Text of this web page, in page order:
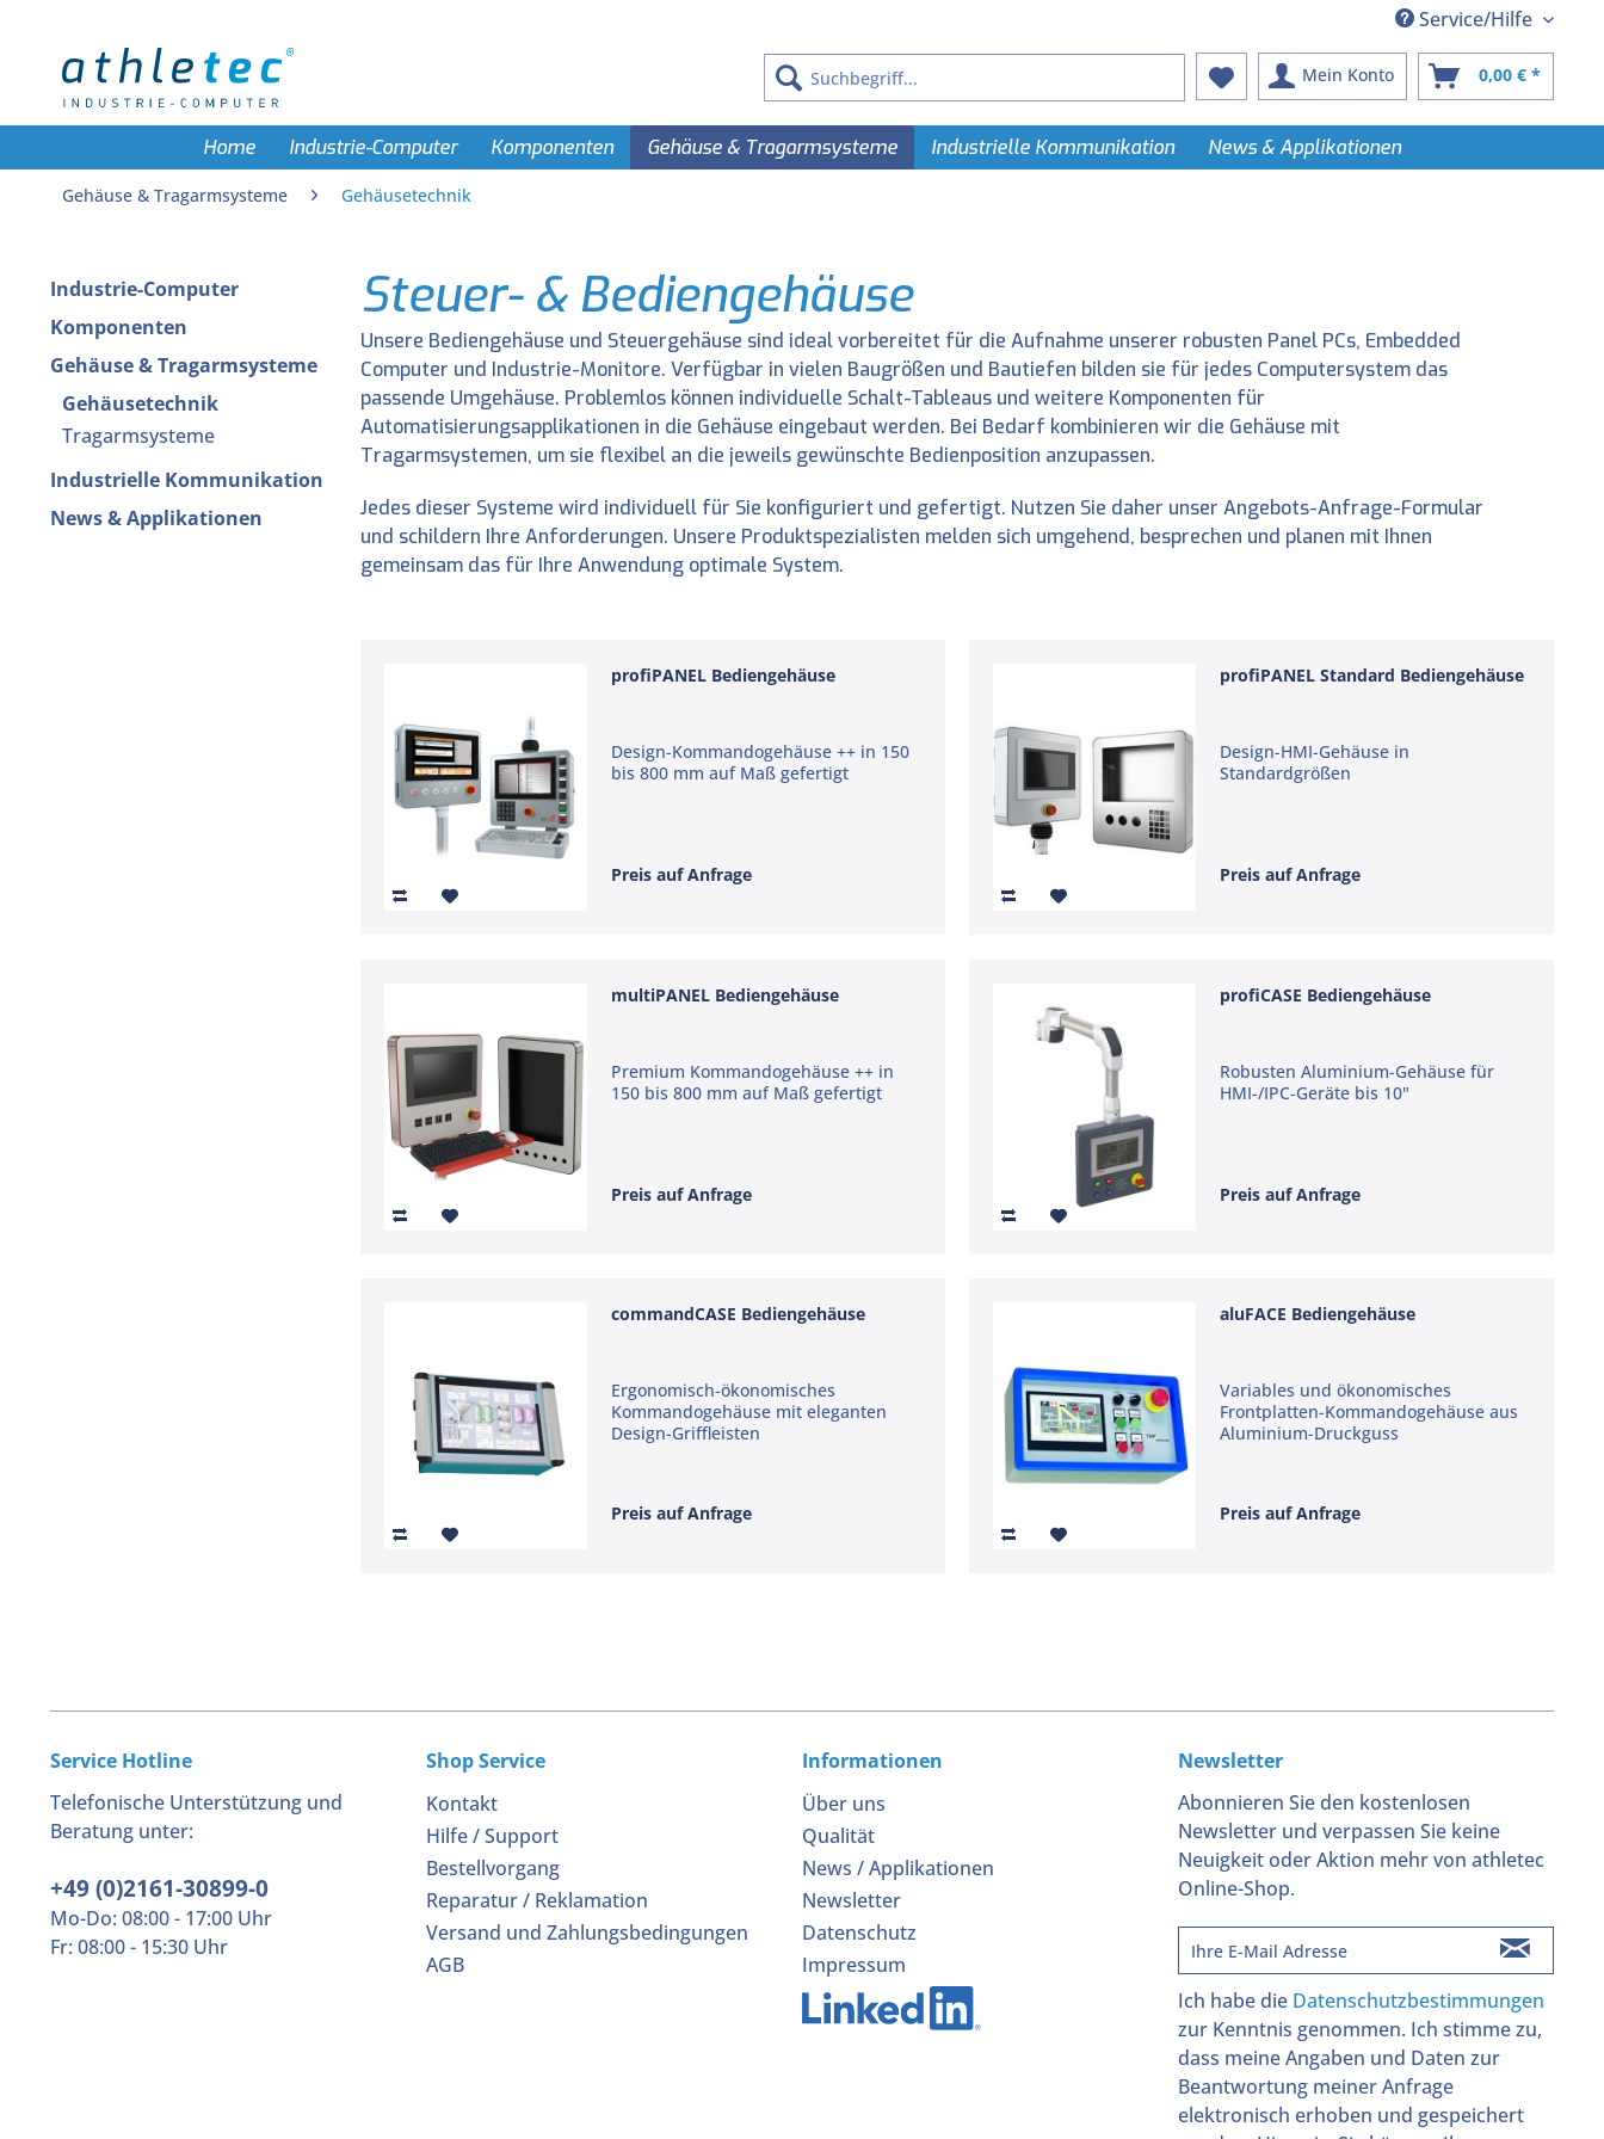
Service/Hilfe
Mein Konto 0,00 € *
Home Industrie-Computer Komponenten Gehäuse & Tragarmsysteme Industrielle Kommunikation News & Applikationen
Gehäuse & Tragarmsysteme Gehäusetechnik
Industrie-Computer
Komponenten
Gehäuse & Tragarmsysteme
Gehäusetechnik
Tragarmsysteme
Industrielle Kommunikation
News & Applikationen
Steuer- & Bediengehäuse
Unsere Bediengehäuse und Steuergehäuse sind ideal vorbereitet für die Aufnahme unserer robusten Panel PCs, Embedded
Computer und Industrie-Monitore. Verfügbar in vielen Baugrößen und Bautiefen bilden sie für jedes Computersystem das
passende Umgehäuse. Problemlos können individuelle Schalt-Tableaus und weitere Komponenten für
Automatisierungsapplikationen in die Gehäuse eingebaut werden. Bei Bedarf kombinieren wir die Gehäuse mit
Tragarmsystemen, um sie flexibel an die jeweils gewünschte Bedienposition anzupassen.
Jedes dieser Systeme wird individuell für Sie konfiguriert und gefertigt. Nutzen Sie daher unser Angebots-Anfrage-Formular
und schildern Ihre Anforderungen. Unsere Produktspezialisten melden sich umgehend, besprechen und planen mit Ihnen
gemeinsam das für Ihre Anwendung optimale System.
profiPANEL Bediengehäuse
Design-Kommandogehäuse ++ in 150
bis 800 mm auf Maß gefertigt
Preis auf Anfrage
profiPANEL Standard Bediengehäuse
Design-HMI-Gehäuse in
Standardgrößen
Preis auf Anfrage
multiPANEL Bediengehäuse
Premium Kommandogehäuse ++ in
150 bis 800 mm auf Maß gefertigt
Preis auf Anfrage
profiCASE Bediengehäuse
Robusten Aluminium-Gehäuse für
HMI-/IPC-Geräte bis 10"
Preis auf Anfrage
commandCASE Bediengehäuse
Ergonomisch-ökonomisches
Kommandogehäuse mit eleganten
Design-Griffleisten
Preis auf Anfrage
aluFACE Bediengehäuse
Variables und ökonomisches
Frontplatten-Kommandogehäuse aus
Aluminium-Druckguss
Preis auf Anfrage
Service Hotline
Telefonische Unterstützung und
Beratung unter:
+49 (0)2161-30899-0
Mo-Do: 08:00 - 17:00 Uhr
Fr: 08:00 - 15:30 Uhr
Shop Service
Kontakt
Hilfe / Support
Bestellvorgang
Reparatur / Reklamation
Versand und Zahlungsbedingungen
AGB
Informationen
Über uns
Qualität
News / Applikationen
Newsletter
Datenschutz
Impressum
Newsletter
Abonnieren Sie den kostenlosen
Newsletter und verpassen Sie keine
Neuigkeit oder Aktion mehr von athletec
Online-Shop.
Ich habe die Datenschutzbestimmungen
zur Kenntnis genommen. Ich stimme zu,
dass meine Angaben und Daten zur
Beantwortung meiner Anfrage
elektronisch erhoben und gespeichert